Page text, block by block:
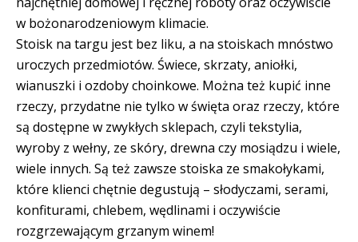
w bożonarodzeniowym klimacie.
Stoisk na targu jest bez liku, a na stoiskach mnóstwo
uroczych przedmiotów. Świece, skrzaty, aniołki,
wianuszki i ozdoby choinkowe. Można też kupić inne
rzeczy, przydatne nie tylko w święta oraz rzeczy, które
są dostępne w zwykłych sklepach, czyli tekstylia,
wyroby z wełny, ze skóry, drewna czy mosiądzu i wiele,
wiele innych. Są też zawsze stoiska ze smakołykami,
które klienci chętnie degustują – słodyczami, serami,
konfiturami, chlebem, wędlinami i oczywiście
rozgrzewającym grzanym winem!